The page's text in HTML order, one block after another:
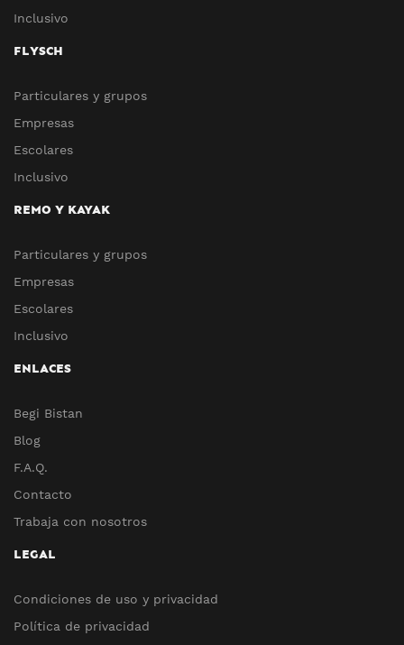
Inclusivo
FLYSCH
Particulares y grupos
Empresas
Escolares
Inclusivo
REMO Y KAYAK
Particulares y grupos
Empresas
Escolares
Inclusivo
ENLACES
Begi Bistan
Blog
F.A.Q.
Contacto
Trabaja con nosotros
LEGAL
Condiciones de uso y privacidad
Política de privacidad